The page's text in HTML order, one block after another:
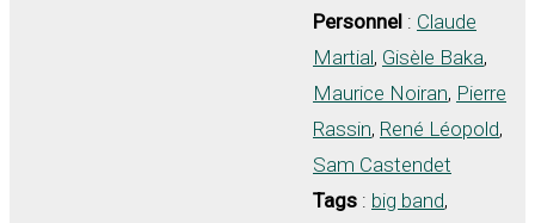
Personnel : Claude
Martial, Gisèle Baka,
Maurice Noiran, Pierre
Rassin, René Léopold,
Sam Castendet
Tags : big band,